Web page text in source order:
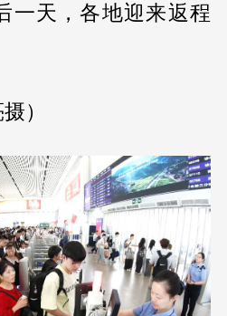
一天，各地迎来返程
）